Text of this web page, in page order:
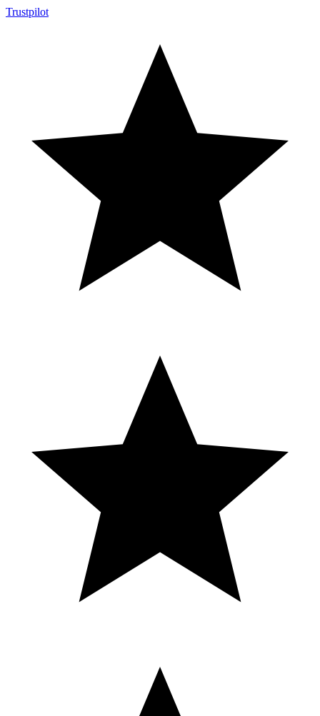
Trustpilot